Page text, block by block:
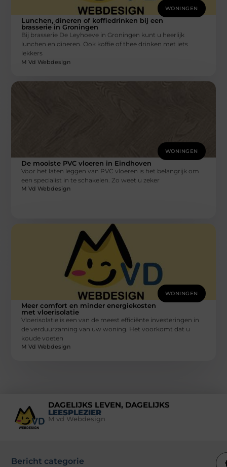
WONINGEN
Lunchen, dineren of koffiedrinken bij een
brasserie in Groningen
Bij brasserie De Leyhoeve in Groningen kunt u heerlijk
lunchen en dineren. Ook koffie of thee drinken met iets
lekkers
M Vd Webdesign
WONINGEN
De mooiste PVC vloeren in Eindhoven
Voor het laten leggen van PVC vloeren is het belangrijk om
een specialist in te schakelen. Zo weet u zeker
M Vd Webdesign
WONINGEN
Meer comfort en minder energiekosten
met vloerisolatie
Vloerisolatie is een van de meest efficiënte investeringen in
de verduurzaming van uw woning. Het voorkomt dat u
koude voeten
M Vd Webdesign
DAGELIJKS LEVEN, DAGELIJKS
LEESPLEZIER
M vd Webdesign
Bericht categorie